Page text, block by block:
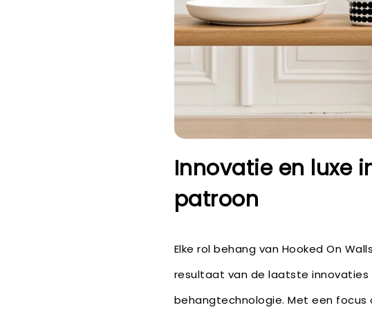
Innovatie en luxe
patroon
Elke rol behang van Hooked On
resultaat van de laatste innovaties
behangtechnologie. Met een focus